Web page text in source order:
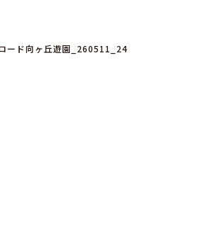
ード向ヶ丘遊園_260511_24